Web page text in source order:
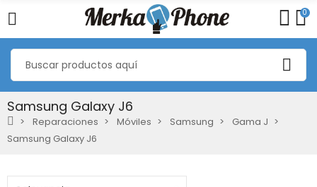
0
Samsung Galaxy J6
Reparaciones Móviles Samsung
Gama J
Samsung Galaxy J6